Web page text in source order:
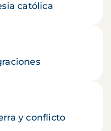
católica
y conflicto